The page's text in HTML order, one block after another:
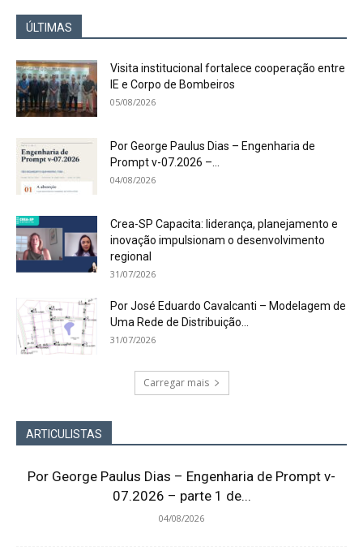
ÚLTIMAS
Visita institucional fortalece cooperação entre
IE e Corpo de Bombeiros
05/08/2026
Por George Paulus Dias – Engenharia de
Prompt v-07.2026 –...
04/08/2026
Crea-SP Capacita: liderança, planejamento e
inovação impulsionam o desenvolvimento
regional
31/07/2026
Por José Eduardo Cavalcanti – Modelagem de
Uma Rede de Distribuição...
31/07/2026
Carregar mais
ARTICULISTAS
Por George Paulus Dias – Engenharia de Prompt v-
07.2026 – parte 1 de...
04/08/2026